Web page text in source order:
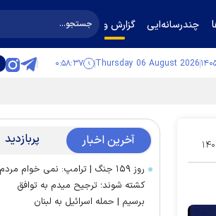
چندرسانه‌ایی گزارش و گفت‌وگو
Thursday 06 August 2026 ۰:۵۸:۳۸
۱۵ آخرین اخبار پربازدید
روز ۱۵۹ جنگ | ترامپ: نمی خوام مردم
کشته شوند؛ ترجیح میدم به توافق
برسیم | حمله اسرائیل به لبنان